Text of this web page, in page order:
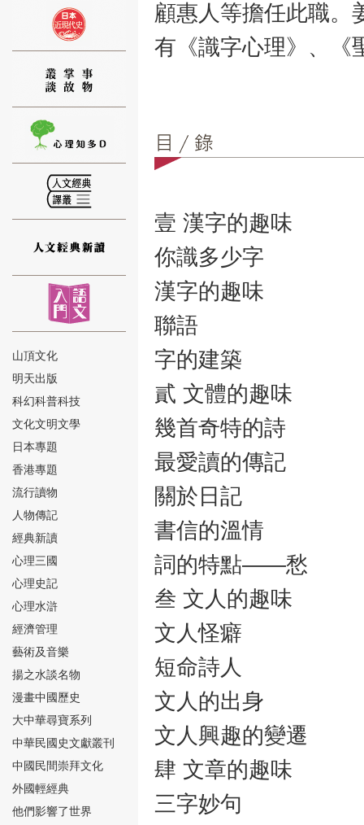
⑫
⑬
⑭
⑮
⑯
山頂文化
明天出版
科幻科普科技
文化文明文學
日本專題
香港專題
流行讀物
人物傳記
經典新讀
心理三國
心理史記
心理水滸
經濟管理
藝術及音樂
揚之水談名物
漫畫中國歷史
大中華尋寶系列
中華民國史文獻叢刊
中國民間崇拜文化
外國輕經典
他們影響了世界
顧惠人等擔任此職。
有《識字心理》、《
壹 漢字的趣味
你識多少字
漢字的趣味
聯語
字的建築
貳 文體的趣味
幾首奇特的詩
最愛讀的傳記
關於日記
書信的溫情
詞的特點——愁
叁 文人的趣味
文人怪癖
短命詩人
文人的出身
文人興趣的變遷
肆 文章的趣味
三字妙句